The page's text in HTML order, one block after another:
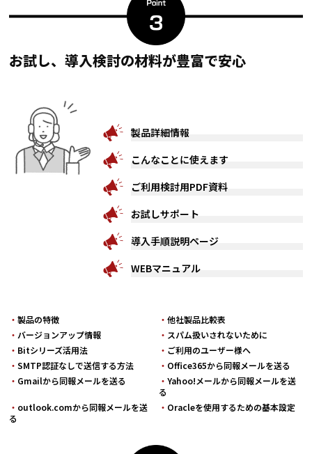
お試し、導入検討の材料が豊富で安心
製品詳細情報
こんなことに使えます
ご利用検討用PDF資料
お試しサポート
導入手順説明ページ
WEBマニュアル
・製品の特徴 ・他社製品比較表
・ バージョンアップ情報 ・ スパム扱いされないために
・ Bitシリーズ活用法 ・ ご利用のユーザー様へ
・SMTP認証なしで送信する方法 ・ Office365から同報メールを送る
・ Gmailから同報メールを送る ・Yahoo!メールから同報メールを送
る
・ outlook.comから同報メールを送
る
・ Oracleを使用するための基本設定